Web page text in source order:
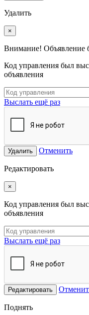
Удалить
×
Внимание! Объявление
Код управления был
объявления
Выслать ещё раз
Удалить Отменить
Редактировать
×
Код управления был
объявления
Выслать ещё раз
Редактировать
Поднять